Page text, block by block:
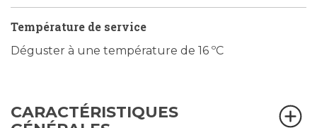
Température de service
Déguster à une température de 16 ºC
CARACTÉRISTIQUES